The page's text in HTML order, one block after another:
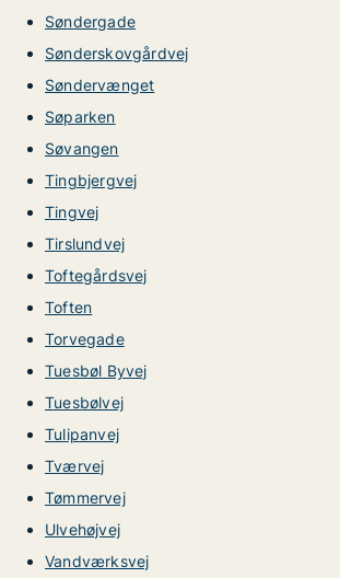
Søndergade
Sønderskovgårdvej
Søndervænget
Søparken
Søvangen
Tingbjergvej
Tingvej
Tirslundvej
Toftegårdsvej
Toften
Torvegade
Tuesbøl Byvej
Tuesbølvej
Tulipanvej
Tværvej
Tømmervej
Ulvehøjvej
Vandværksvej